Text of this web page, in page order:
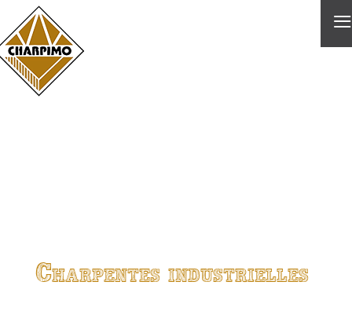
≡
Charpentes industrielles